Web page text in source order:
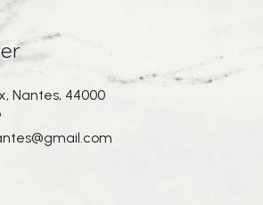
Nantes, 44000